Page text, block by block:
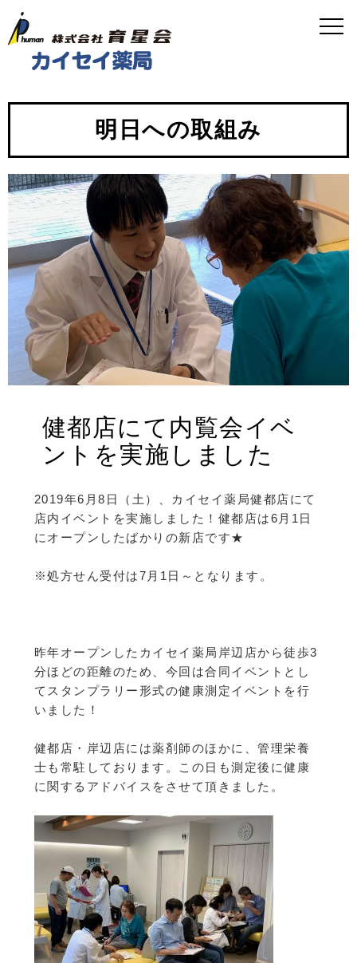
明日への取組み
健都店にて内覧会イベ
ントを実施しました
2019年6月8日（土）、カイセイ薬局健都店にて
店内イベントを実施しました！健都店は6月1日
にオープンしたばかりの新店です★
※処方せん受付は7月1日～となります。
昨年オープンしたカイセイ薬局岸辺店から徒歩3
分ほどの距離のため、今回は合同イベントとし
てスタンプラリー形式の健康測定イベントを行
いました！
健都店・岸辺店には薬剤師のほかに、管理栄養
士も常駐しております。この日も測定後に健康
に関するアドバイスをさせて頂きました。